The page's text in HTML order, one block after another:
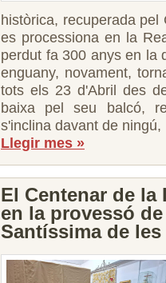
històrica, recuperada
es processiona en la
perdut fa 300 anys en la
enguany, novament,
tots els 23 d'Abril des
baixa pel seu balcó,
s'inclina davant de
Llegir mes »
El Centenar de la
en la provessó
Santíssima de